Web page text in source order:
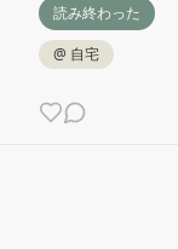
読み終わった
@ 自宅